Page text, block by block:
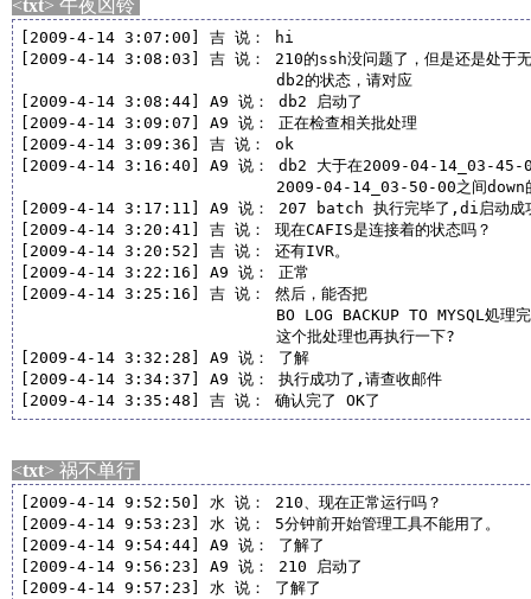
<txt> 午夜凶铃
[2009-4-14 3:07:00] 吉 说： hi
[2009-4-14 3:08:03] 吉 说： 210的ssh没问题了，但是还是处于无
                           db2的状态，请对应
[2009-4-14 3:08:44] A9 说： db2 启动了
[2009-4-14 3:09:07] A9 说： 正在检查相关批处理
[2009-4-14 3:09:36] 吉 说： ok
[2009-4-14 3:16:40] A9 说： db2 大于在2009-04-14_03-45-
2009-04-14_03-50-00之间down
[2009-4-14 3:17:11] A9 说： 207 batch 执行完毕了,di启动成
[2009-4-14 3:20:41] 吉 说： 现在CAFIS是连接着的状态吗？
[2009-4-14 3:20:52] 吉 说： 还有IVR。
[2009-4-14 3:22:16] A9 说： 正常
[2009-4-14 3:25:16] 吉 说： 然后，能否把
BO LOG BACKUP TO MYSQL処理完
                           这个批处理也再执行一下?
[2009-4-14 3:32:28] A9 说： 了解
[2009-4-14 3:34:37] A9 说： 执行成功了,请查收邮件
[2009-4-14 3:35:48] 吉 说： 确认完了 OK了
<txt> 祸不单行
[2009-4-14 9:52:50] 水 说： 210、现在正常运行吗？
[2009-4-14 9:53:23] 水 说： 5分钟前开始管理工具不能用了。
[2009-4-14 9:54:44] A9 说： 了解了
[2009-4-14 9:56:23] A9 说： 210 启动了
[2009-4-14 9:57:23] 水 说： 了解了